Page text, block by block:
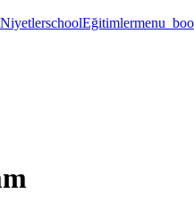
NiyetlerschoolEğitimler